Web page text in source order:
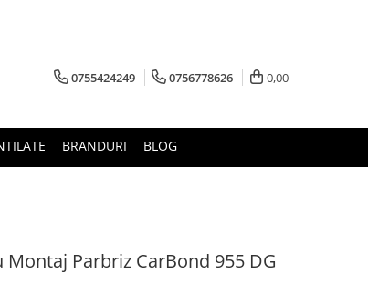
0755424249 0756778626 0,00
BRANDURI BLOG
Parbriz CarBond 955 DG